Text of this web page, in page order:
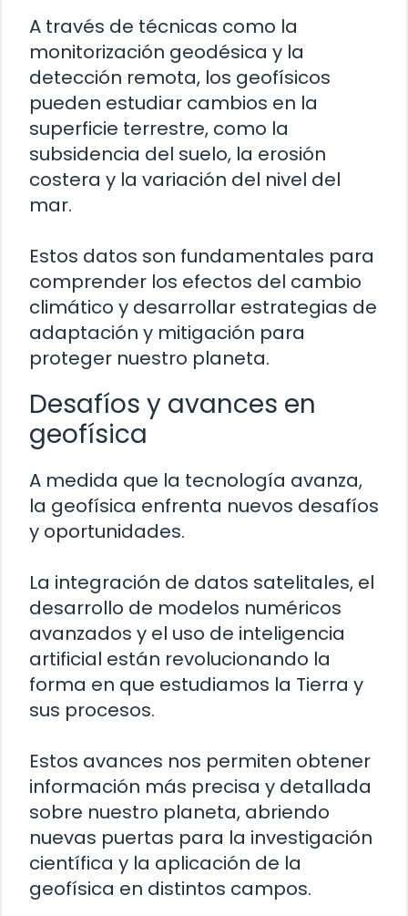
A través de técnicas como la
monitorización geodésica y la
detección remota, los geofísicos
pueden estudiar cambios en la
superficie terrestre, como la
subsidencia del suelo, la erosión
costera y la variación del nivel del
mar.
Estos datos son fundamentales para
comprender los efectos del cambio
climático y desarrollar estrategias de
adaptación y mitigación para
proteger nuestro planeta.
Desafíos y avances en
geofísica
A medida que la tecnología avanza,
la geofísica enfrenta nuevos desafíos
y oportunidades.
La integración de datos satelitales, el
desarrollo de modelos numéricos
avanzados y el uso de inteligencia
artificial están revolucionando la
forma en que estudiamos la Tierra y
sus procesos.
Estos avances nos permiten obtener
información más precisa y detallada
sobre nuestro planeta, abriendo
nuevas puertas para la investigación
científica y la aplicación de la
geofísica en distintos campos.